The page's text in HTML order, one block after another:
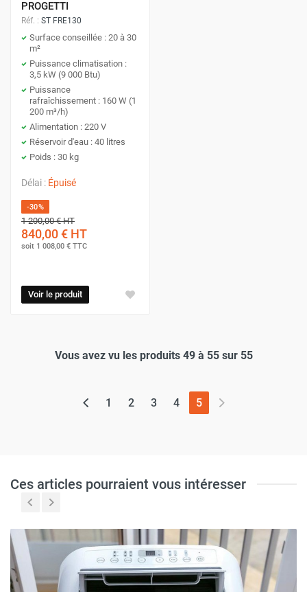
PROGETTI
Réf. : ST FRE130
Surface conseillée : 20 à 30
m²
Puissance climatisation :
3,5 kW (9 000 Btu)
Puissance
rafraîchissement : 160 W (1
200 m³/h)
Alimentation : 220 V
Réservoir d'eau : 40 litres
Poids : 30 kg
Délai : Épuisé
-30%
1 200,00 €HT
840,00 € HT
soit 1 008,00 € TTC
Voir le produit
Vous avez vu les produits 49 à 55 sur 55
1 2 3 4 5(page actuelle)
Ces articles pourraient vous intéresser